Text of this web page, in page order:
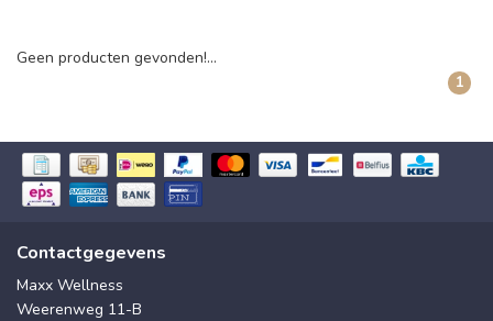
Geen producten gevonden!...
1
Contactgegevens
Maxx Wellness
Weerenweg 11-B